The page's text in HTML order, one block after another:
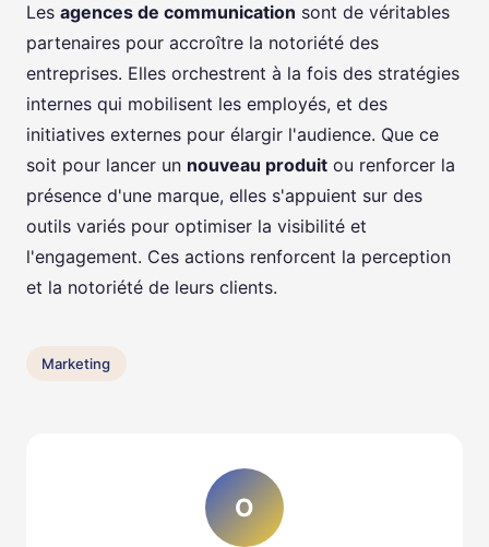
Les agences de communication sont de véritables
partenaires pour accroître la notoriété des
entreprises. Elles orchestrent à la fois des stratégies
internes qui mobilisent les employés, et des
initiatives externes pour élargir l'audience. Que ce
soit pour lancer un nouveau produit ou renforcer la
présence d'une marque, elles s'appuient sur des
outils variés pour optimiser la visibilité et
l'engagement. Ces actions renforcent la perception
et la notoriété de leurs clients.
Marketing
O